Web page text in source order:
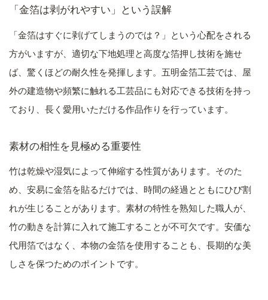
「金箔は剥がれやすい」という誤解
「金箔はすぐに剥げてしまうのでは？」という心配をされる
方がいますが、適切な下地処理と高度な箔押し技術を施せ
ば、驚くほどの耐久性を発揮します。五明金箔工芸では、屋
外の建造物や頻繁に触れる工芸品にも対応できる技術を持っ
ており、長く愛用いただける作品作りを行っています。
素材の相性を見極める重要性
竹は乾燥や湿気によって伸縮する性質があります。そのた
め、安易に金箔を貼るだけでは、時間の経過とともにひび割
れが生じることがあります。素材の特性を熟知した職人が、
竹の動きを計算に入れて施工することが不可欠です。安価な
代用箔ではなく、本物の金箔を使用することも、長期的な美
しさを保つためのポイントです。